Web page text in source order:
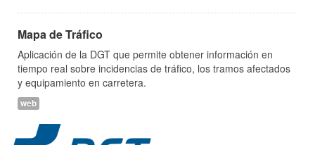
Mapa de Tráfico
Aplicación de la DGT que permite obtener información en
tiempo real sobre incidencias de tráfico, los tramos afectados
y equipamiento en carretera.
web